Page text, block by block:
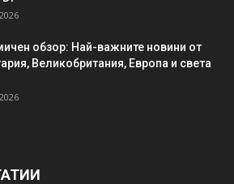
обзор: Най-важните новини от
Великобритания, Европа и света